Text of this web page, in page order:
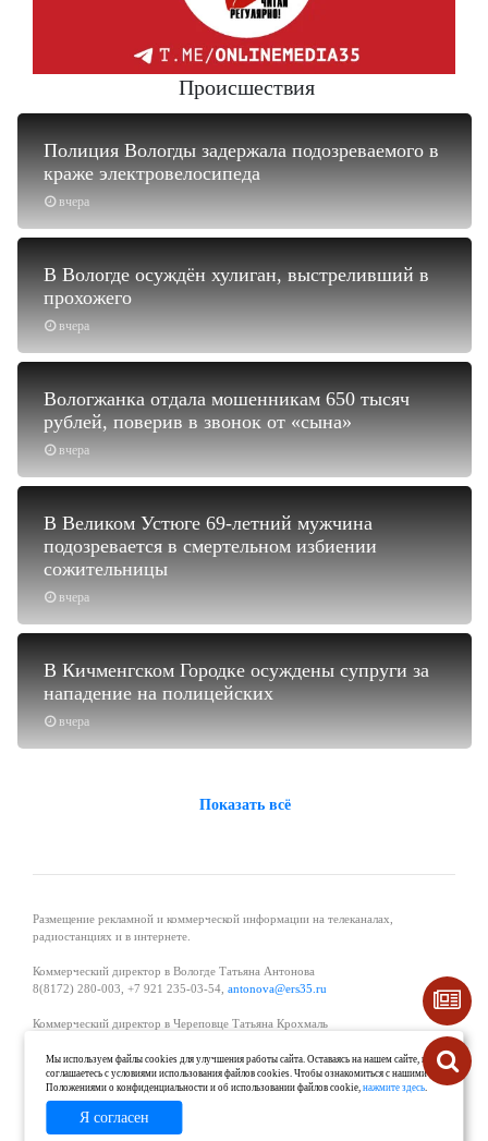
Происшествия
вчера
Полиция Вологды задержала подозреваемого в
краже электровелосипеда
вчера
В Вологде осуждён хулиган, выстреливший в
прохожего
вчера
Вологжанка отдала мошенникам 650 тысяч
рублей, поверив в звонок от «сына»
вчера
В Великом Устюге 69-летний мужчина
подозревается в смертельном избиении
сожительницы
вчера
В Кичменгском Городке осуждены супруги за
нападение на полицейских
Показать всё
Размещение рекламной и коммерческой информации на телеканалах,
радиостанциях и в интернете.
Коммерческий директор в Вологде Татьяна Антонова
8(8172) 280-003, +7 921 235-03-54, antonova@ers35.ru
Коммерческий директор в Череповце Татьяна Крохмаль
Начальник отдела рекламы в Великом Устюге Екатерина Вьюжанина 8(81738)
2-04-44, +7 921 125-06-40,katrinv81@mail.ru
О проекте
Мы используем файлы cookies для улучшения работы сайта. Оставаясь на нашем сайте, вы
соглашаетесь с условиями использования файлов cookies. Чтобы ознакомиться с нашими
Положениями о конфиденциальности и об использовании файлов cookie,нажмите здесь.
Я согласен